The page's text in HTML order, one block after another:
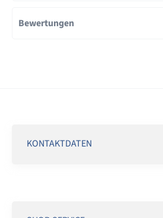
Bewertungen
KONTAKTDATEN